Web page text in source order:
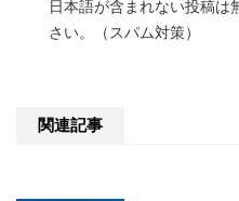
日本語が含まれない投稿は
さい。（スパム対策）
関連記事